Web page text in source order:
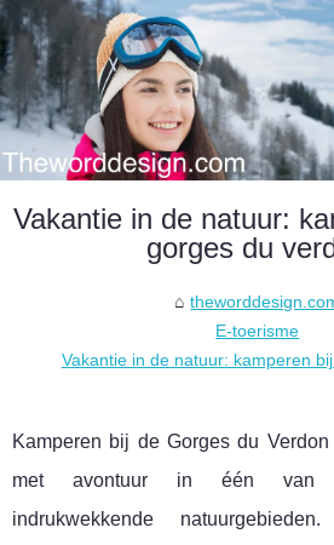
Vakantie in de natuur:
gorges du
E-toerisme
Vakantie in de natuur: kamperen bij
Kamperen bij de Gorges du
met avontuur in één van
indrukwekkende